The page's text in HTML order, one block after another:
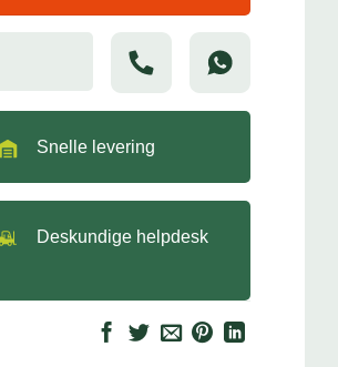
Snelle levering
Deskundige helpdesk